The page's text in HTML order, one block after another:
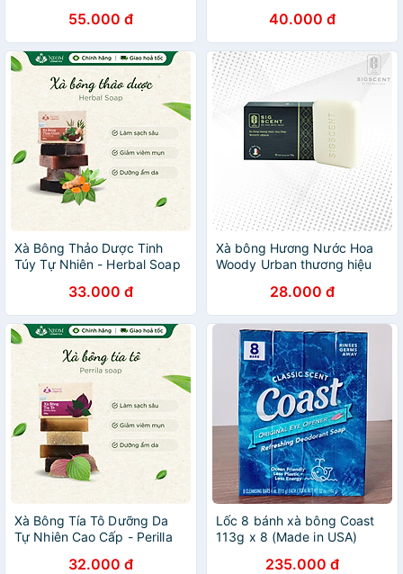
55.000 đ 40.000 đ
Xà Bông Thảo Dược Tinh
Túy Tự Nhiên - Herbal Soap
33.000 đ
Xà bông Hương Nước Hoa
Woody Urban thương hiệu
28.000 đ
Xà Bông Tía Tô Dưỡng Da
Tự Nhiên Cao Cấp - Perilla
32.000 đ
Lốc 8 bánh xà bông Coast
113g x 8 (Made in USA)
235.000 đ